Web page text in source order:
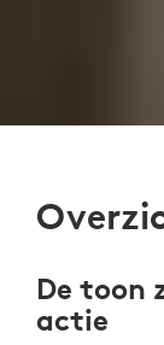
De toon
actie